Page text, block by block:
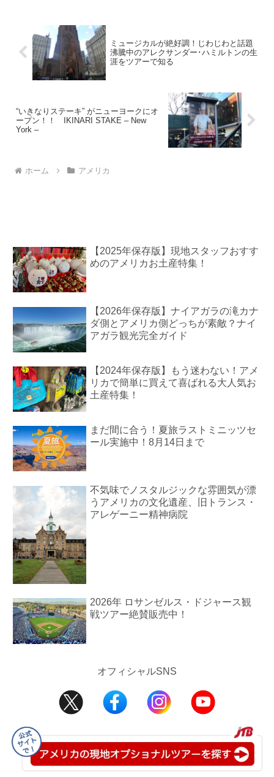
ミュージカルが絶好調！じわじわと話題
沸騰中のアレクサンダー･ハミルトンの生
涯をツアーで知る
“いきなりステーキ” がニューヨークにオ
ープン！！ IKINARI STAKE – New
York –
ホーム アメリカ
【2025年保存版】現地スタッフおすす
めのアメリカお土産特集！
【2026年保存版】ナイアガラの滝カナ
ダ側とアメリカ側どっちが素敵？ナイ
アガラ観光完全ガイド
【2024年保存版】もう迷わない！アメ
リカで簡単に買えて喜ばれる大人気お
土産特集！
まだ間に合う！夏旅ラストミニッツセ
ール実施中！8月14日まで
不気味でノスタルジックな雰囲気が漂
うアメリカの文化遺産、旧トランス・
アレゲーニー精神病院
2026年 ロサンゼルス・ドジャース観
戦ツアー絶賛販売中！
オフィシャルSNS